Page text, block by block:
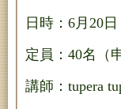
日時：6月20
定員：40名（
講師：tupera